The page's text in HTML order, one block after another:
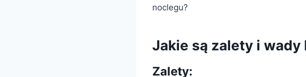
noclegu?
Jakie są zalety i wady
Zalety: